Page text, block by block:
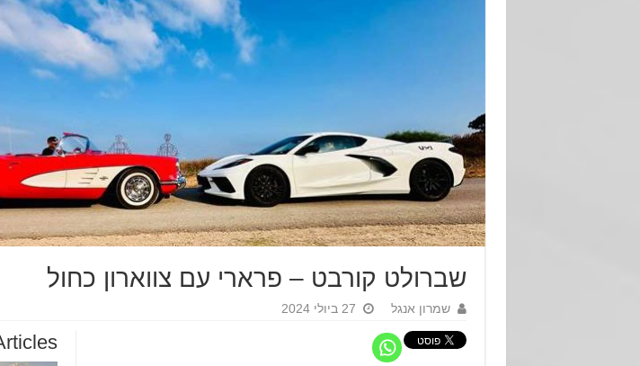
שברולט קורבט – פרארי עם צווארון כחול
שמרון אנגל 27 ביולי 2024